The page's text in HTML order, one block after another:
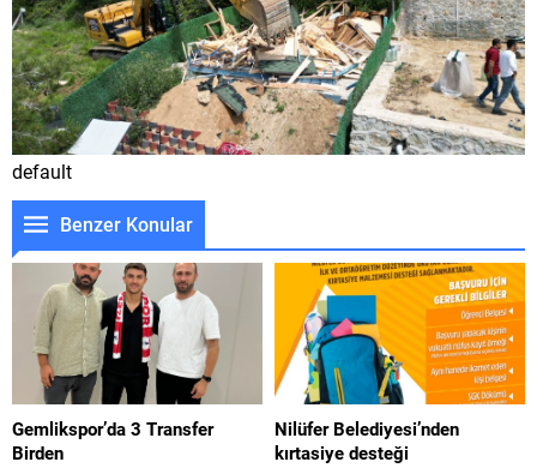
default
Benzer Konular
Gemlikspor’da 3 Transfer
Birden
Nilüfer Belediyesi’nden
kırtasiye desteği